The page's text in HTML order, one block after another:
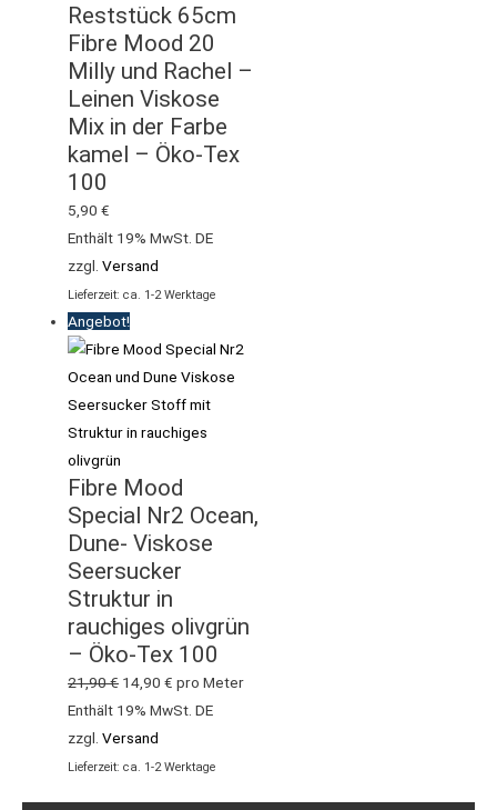
Reststück 65cm
Fibre Mood 20
Milly und Rachel –
Leinen Viskose
Mix in der Farbe
kamel – Öko-Tex
100
5,90€
Enthält 19% MwSt. DE
zzgl.Versand
Lieferzeit: ca. 1-2 Werktage
Angebot!
Fibre Mood
Special Nr2 Ocean,
Dune- Viskose
Seersucker
Struktur in
rauchiges olivgrün
– Öko-Tex 100
21,90€ 14,90€ pro Meter
Enthält 19% MwSt. DE
zzgl.Versand
Lieferzeit: ca. 1-2 Werktage